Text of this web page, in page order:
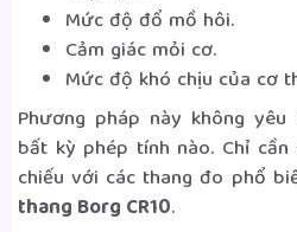
khác nhau
4.5 Theo dõi và điều chỉnh
5. Kết luận
Mức độ đổ mồ hôi.
Cảm giác mỏi cơ.
Mức độ khó chịu của cơ
Phương pháp này không
bất kỳ phép tính nào. Chỉ
chiếu với các thang đo phổ
thang Borg CR10.